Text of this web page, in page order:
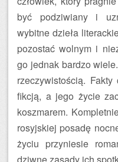
być podziwiany i
wybitne dzieła
pozostać wolnym i
go jednak bardzo
rzeczywistością.
fikcją, a jego życie
koszmarem.
rosyjskiej posadę
życiu przyniesie